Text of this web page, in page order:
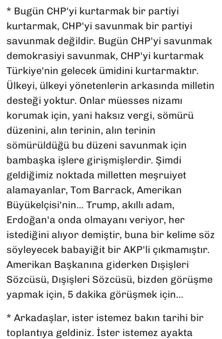
* Bugün CHP'yi kurtarmak bir partiyi
kurtarmak, CHP'yi savunmak bir partiyi
savunmak değildir. Bugün CHP'yi savunmak
demokrasiyi savunmak, CHP'yi kurtarmak
Türkiye'nin gelecek ümidini kurtarmaktır.
Ülkeyi, ülkeyi yönetenlerin arkasında milletin
desteği yoktur. Onlar müesses nizamı
korumak için, yani haksız vergi, sömürü
düzenini, alın terinin, alın terinin
sömürüldüğü bu düzeni savunmak için
bambaşka işlere girişmişlerdir. Şimdi
geldiğimiz noktada milletten meşruiyet
alamayanlar, Tom Barrack, Amerikan
Büyükelçisi'nin... Trump, akıllı adam,
Erdoğan'a onda olmayanı veriyor, her
istediğini alıyor demiştir, buna bir kelime söz
söyleyecek babayiğit bir AKP'li çıkmamıştır.
Amerikan Başkanına giderken Dışişleri
Sözcüsü, Dışişleri Sözcüsü, bizden görüşme
yapmak için, 5 dakika görüşmek için...
* Arkadaşlar, ister istemez bakın tarihi bir
toplantıya geldiniz. İster istemez ayakta